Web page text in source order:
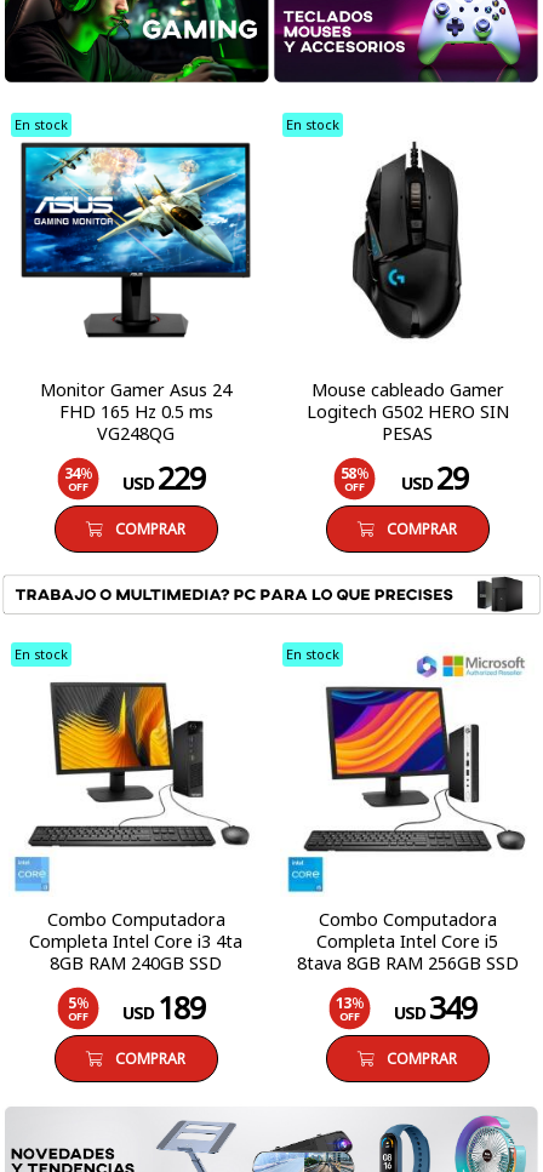
En stock
Monitor Gamer Asus 24
FHD 165 Hz 0.5 ms
VG248QG
34%
OFF USD 229
COMPRAR
En stock
Mouse cableado Gamer
Logitech G502 HERO SIN
PESAS
58%
OFF USD 29
COMPRAR
En stock
Combo Computadora
Completa Intel Core i3 4ta
8GB RAM 240GB SSD
Monitor LCD 19 Windows 10
Pro
5%
OFF USD 189
COMPRAR
En stock
Combo Computadora
Completa Intel Core i5
8tava 8GB RAM 256GB SSD
Monitor LCD 19 Windows 11
Pro
13%
OFF USD 349
COMPRAR